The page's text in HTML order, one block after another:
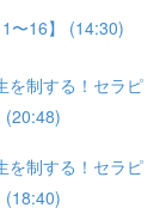
〜16】 (14:30)
を制する！セラピ
(20:48)
を制する！セラピ
(18:40)